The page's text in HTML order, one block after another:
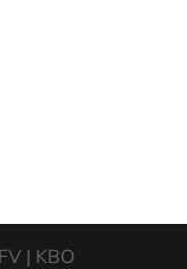
| KBO